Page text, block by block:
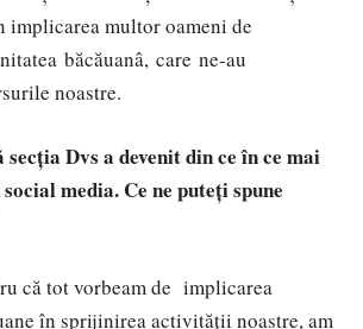
multor oameni de
băcăuanâ, care ne-au
noastre.
Dvs a devenit din ce în ce mai
media. Ce ne puteți spune
că tot vorbeam de implicarea
în sprijinirea activității noastre, am